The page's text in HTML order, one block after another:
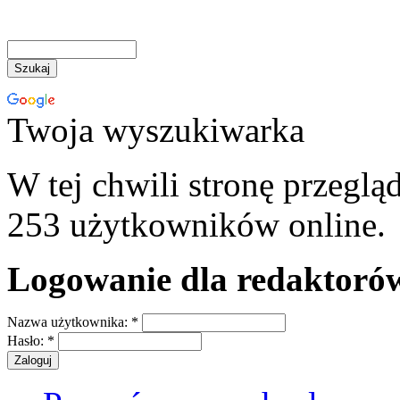
Twoja wyszukiwarka
W tej chwili stronę
253 użytkowników online.
Logowanie dla
Nazwa użytkownika: *
Hasło: *